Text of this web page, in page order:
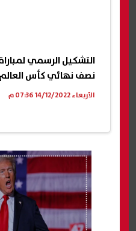
التشكيل الرسمي
نصف نهائي كأس العالم 2022
الأربعاء 14/12/2022 07:36 م